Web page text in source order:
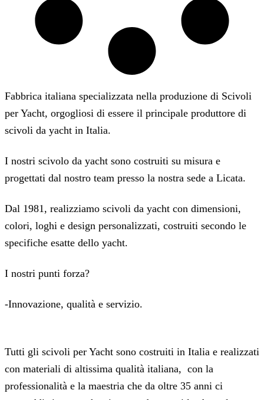
Fabbrica italiana specializzata nella produzione di Scivoli
per Yacht, orgogliosi di essere il principale produttore di
scivoli da yacht in Italia.
I nostri scivolo da yacht sono costruiti su misura e
progettati dal nostro team presso la nostra sede a Licata.
Dal 1981, realizziamo scivoli da yacht con dimensioni,
colori, loghi e design personalizzati, costruiti secondo le
specifiche esatte dello yacht.
I nostri punti forza?
-Innovazione, qualità e servizio.
Tutti gli scivoli per Yacht sono costruiti in Italia e realizzati
con materiali di altissima qualità italiana, con la
professionalità e la maestria che da oltre 35 anni ci